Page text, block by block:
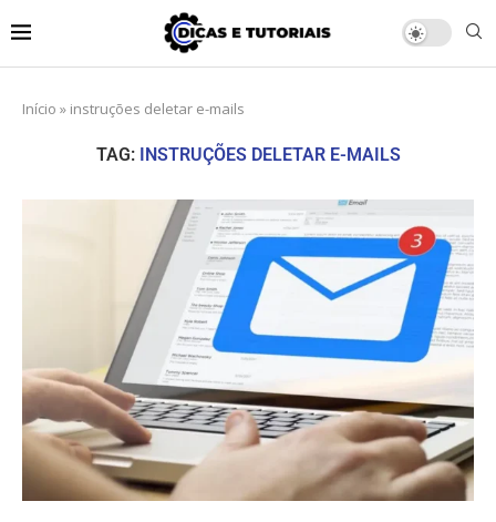
Início » instruções deletar e-mails
TAG: INSTRUÇÕES DELETAR E-MAILS